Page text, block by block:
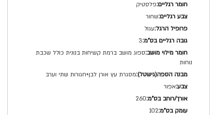
פלסטיק
שחור
עגול
3
ספוג מושב ברמת קשיחות בנונית כולל שכבת
נוחות
מסגרת עץ אורן לבן+חגורות שתי וערב
אפור
260
102